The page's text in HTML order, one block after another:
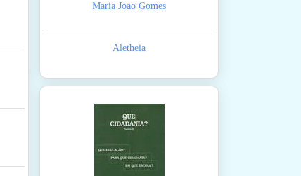
Maria Joao Gomes
Aletheia